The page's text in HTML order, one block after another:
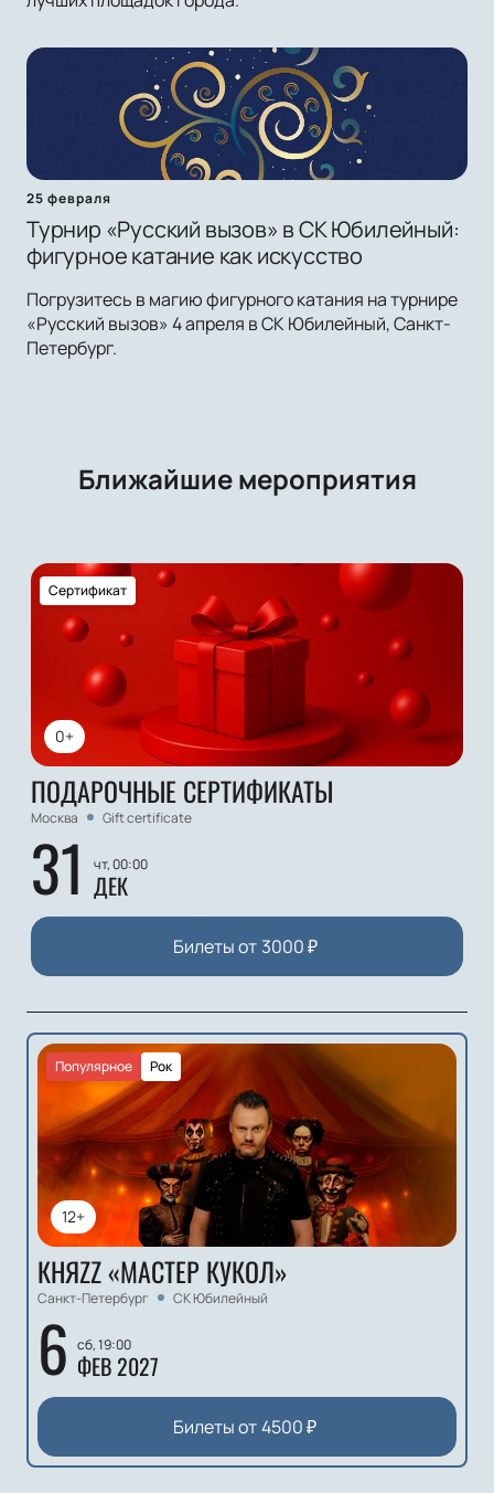
25 февраля
Турнир «Русский вызов» в СК Юбилейный:
фигурное катание как искусство
Погрузитесь в магию фигурного катания на турнире
«Русский вызов» 4 апреля в СК Юбилейный, Санкт-
Петербург.
Ближайшие мероприятия
0+
Сертификат
ПОДАРОЧНЫЕ СЕРТИФИКАТЫ
Москва Gift certificate
31 чт, 00:00
ДЕК
Билеты от 3000₽
12+
Рок
Популярное
КНЯZZ «МАСТЕР КУКОЛ»
Санкт-Петербург СК Юбилейный
6 сб, 19:00
ФЕВ 2027
Билеты от4500₽